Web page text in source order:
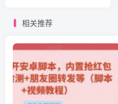
相关推荐